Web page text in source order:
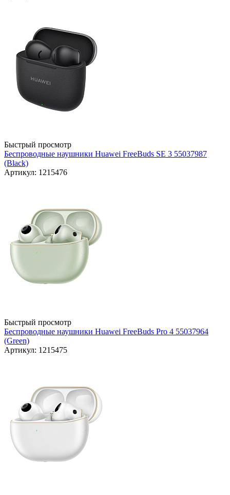
Быстрый просмотр
Беспроводные наушники Huawei FreeBuds SE 3 55037987
(Black)
Артикул: 1215476
Быстрый просмотр
Беспроводные наушники Huawei FreeBuds Pro 4 55037964
(Green)
Артикул: 1215475